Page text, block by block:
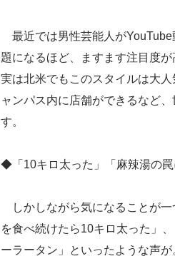
最近では男性芸能人がYouTube
題になるほど、ますます注目度が
実は北米でもこのスタイルは大
ャンパス内に店舗ができるなど
す。
◆「10キロ太った」「麻辣湯の
しかしながら気になることが一
を食べ続けたら10キロ太った」
ーラータン」といったような声が